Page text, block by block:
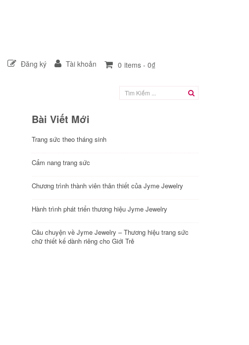
Đăng ký Tài khoản 0 items - 0₫
Bài Viết Mới
Trang sức theo tháng sinh
Cẩm nang trang sức
Chương trình thành viên thân thiết của Jyme Jewelry
Hành trình phát triển thương hiệu Jyme Jewelry
Câu chuyện về Jyme Jewelry – Thương hiệu trang sức
chữ thiết kế dành riêng cho Giới Trẻ